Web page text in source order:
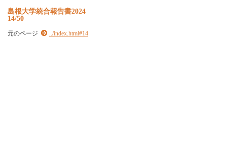
島根大学統合報告書2024
14/50
元のページ ../index.html#14